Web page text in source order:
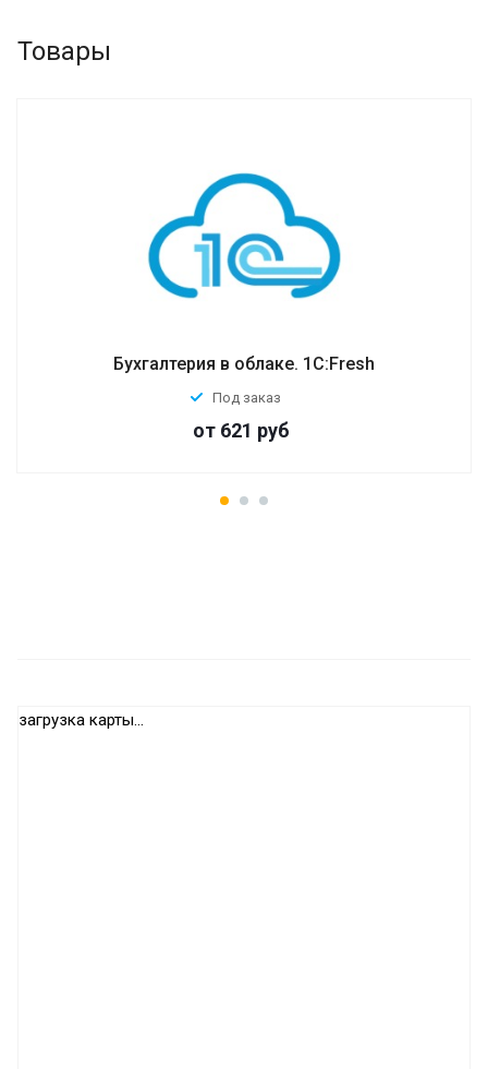
Товары
Бухгалтерия в облаке. 1С:Fresh
Под заказ
от 621 руб
загрузка карты...